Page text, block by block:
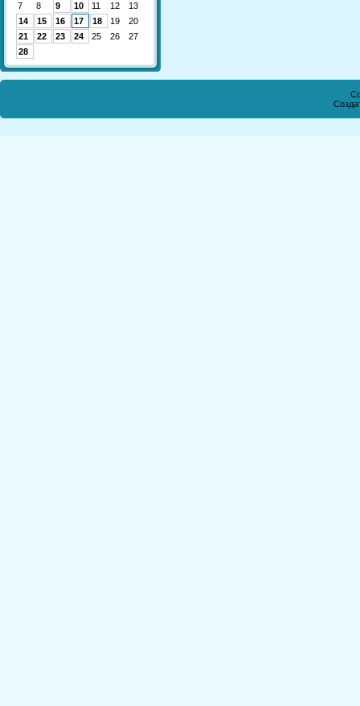
7
8 9 10 11 12
13
14
15 16 17 18 19
20
21
22 23 24 25 26
27
28